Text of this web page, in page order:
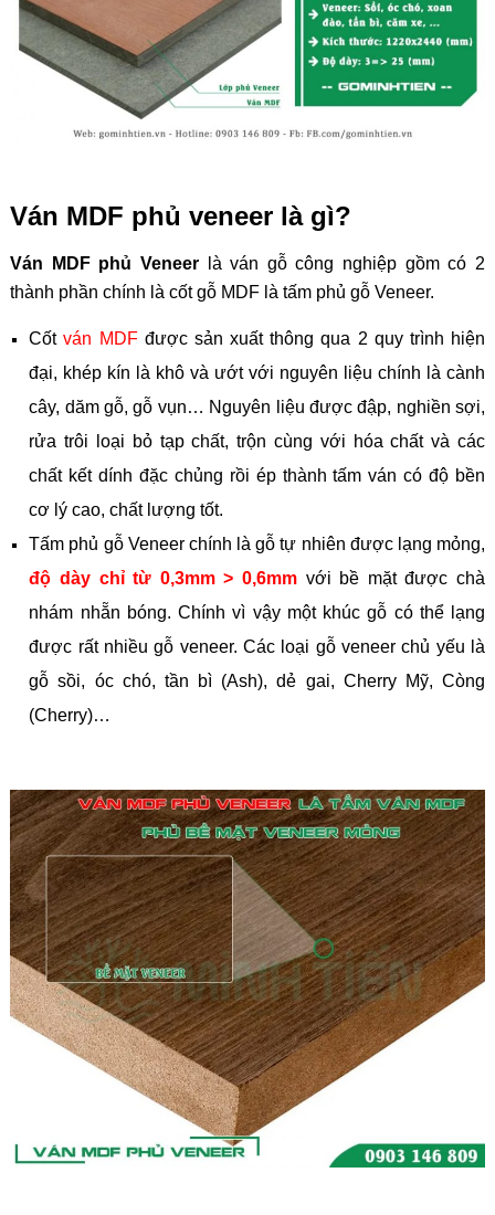
Ván MDF phủ veneer là gì?
Ván MDF phủ Veneerlà ván gỗ công nghiệp gồm có 2
thành phần chính là cốt gỗ MDF là tấm phủ gỗ Veneer.
Cốtván MDFđược sản xuất thông qua 2 quy trình hiện
đại, khép kín là khô và ướt với nguyên liệu chính là cành
cây, dăm gỗ, gỗ vụn… Nguyên liệu được đập, nghiền sợi,
rửa trôi loại bỏ tạp chất, trộn cùng với hóa chất và các
chất kết dính đặc chủng rồi ép thành tấm ván có độ bền
cơ lý cao, chất lượng tốt.
Tấm phủ gỗ Veneer chính là gỗ tự nhiên được lạng mỏng,
độ dày chỉ từ 0,3mm > 0,6mmvới bề mặt được chà
nhám nhẵn bóng. Chính vì vậy một khúc gỗ có thể lạng
được rất nhiều gỗ veneer. Các loại gỗ veneer chủ yếu là
gỗ sồi, óc chó, tần bì (Ash), dẻ gai, Cherry Mỹ, Còng
(Cherry)…